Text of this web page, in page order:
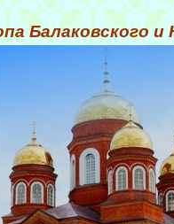
Балаковского и